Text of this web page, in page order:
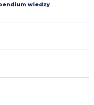
wiedzy